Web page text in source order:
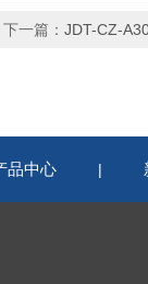
下一篇： JDT-CZ-
品中心 |